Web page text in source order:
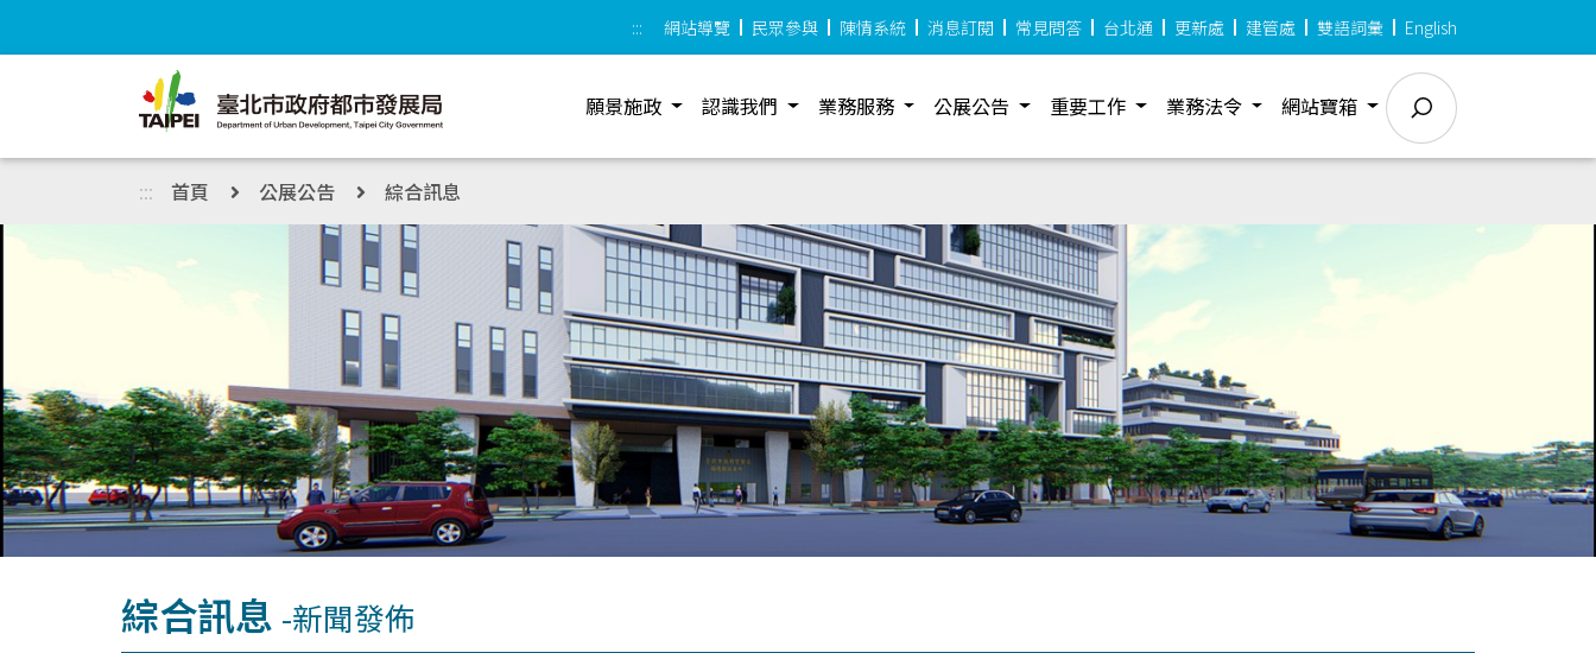
::: 網站導覽 民眾參與 陳情系統 消息訂閱 常見問答 台北通 更新處 建管處 雙語詞彙 English
願景施政 認識我們 業務服務 公展公告 重要工作 業務法令 網站寶箱
::: 首頁 公展公告 綜合訊息
綜合訊息 -新聞發佈